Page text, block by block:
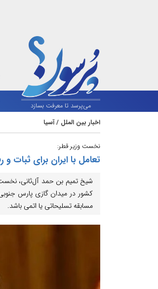
می‌پرسد تا معرفت بسازد
اخبار بین الملل /آسیا
نخست وزیر قطر:
تعامل با ایران برای ثبات
شیخ تمیم بن حمد آل‌ثانی، نخست
کشور در میدان گازی پارس
مسابقه تسلیحاتی یا اتمی باشد.